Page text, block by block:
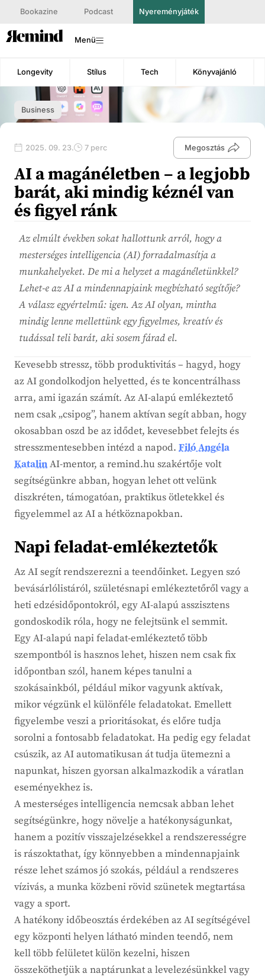
Bookazine Podcast Nyereményjáték
Menü
Longevity Stílus Tech Könyvajánló
Business
2025. 09. 23. 7 perc Megosztás
AI a magánéletben – a legjobb
barát, aki mindig kéznél van
és figyel ránk
Az elmúlt években sokat hallottunk arról, hogy a
mesterséges intelligencia (AI) forradalmasítja a
munkahelyeket. De mi a helyzet a magánéletünkkel?
Lehet-e az AI a mindennapjaink megbízható segítője?
A válasz egyértelmű: igen. Az AI olyan, mintha
mindig lenne mellettünk egy figyelmes, kreatív és
tudással teli barát, aki sosem fárad el.
Kevesebb stressz, több produktivitás – hagyd, hogy
az AI gondolkodjon helyetted, és te koncentrálhass
arra, ami igazán számít. Az AI-alapú emlékeztető
nem csak „csipog”, hanem aktívan segít abban, hogy
okosabban oszd be az idődet, kevesebbet felejts és
stresszmentesebben intézd a napod. Filó Angéla
KatalinAI-mentor, a remind.hu szakértője volt
segítségünkre abban, hogyan lehet ott velünk
diszkréten, támogatóan, praktikus ötletekkel és
figyelemmel az AI a hétköznapokban.
Napi feladat-emlékeztetők
Az AI segít rendszerezni a teendőinket. Legyen szó
bevásárlólistáról, születésnapi emlékeztetőről vagy a
heti edzésidőpontokról, egy AI-alapú asszisztens
gondoskodik róla, hogy ne felejtsünk el semmit.
Egy AI-alapú napi feladat-emlékeztető több
szempontból is hasznos lehet, hiszen nem csak fix
időpontban szól, hanem képes tanulni a
szokásainkból, például mikor vagyunk aktívak,
mikor végzünk el különféle feladatokat. Emellett
figyelembe veszi a prioritásokat, és előre tudja
sorolni a fontosabb feladatokat. Ha pedig egy feladat
csúszik, az AI automatikusan át tudja ütemezni a
napunkat, hiszen gyorsan alkalmazkodik a váratlan
eseményekhez is.
A mesterséges intelligencia nemcsak abban lehet
segítségünkre, hogy növelje a hatékonyságunkat,
hanem a pozitív visszajelzésekkel a rendszerességre
is rászoktathat, így könnyebben a mindennapjaink
része lehet számos jó szokás, például a rendszeres
vízivás, a munka közbeni rövid szünetek megtartása
vagy a sport.
A hatékony időbeosztás érdekében az AI segítségével
egy központi helyen látható minden teendő, nem
kell több felületet külön kezelni, hiszen
összeköthetjük a naptárunkat a levelezésünkkel vagy